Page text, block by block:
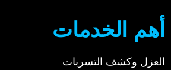
أهم الخدمات
العزل وكشف التسربات